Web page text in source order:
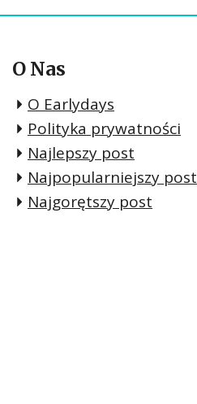
O Nas
O Earlydays
Polityka prywatności
Najlepszy post
Najpopularniejszy post
Najgorętszy post